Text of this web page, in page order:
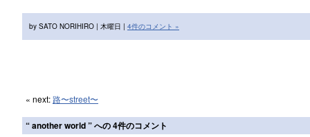
by SATO NORIHIRO | 木曜日 | 4件のコメント »
« next:路〜street〜
“ another world ” への 4件のコメント